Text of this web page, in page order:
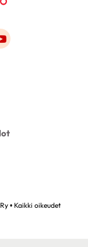
instagram
Link to youtube
• Kaikki oikeudet